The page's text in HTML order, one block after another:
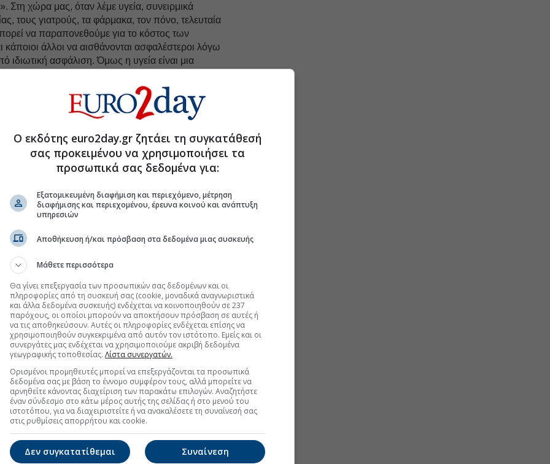
Στη χώρα μας, όταν λέμε υγεία, συνειρμικά
τους γιατρούς, τα φάρμακα, τον πόνο, τελευταία
να παραπονεθούμε για το κόστος των
άλλοι να αισθάνονται ασφαλέστεροι λόγω
ασφάλιση. Όμως η υγεία είναι μια
καθημερινή κατάκτηση που ξεκινά από εμάς τους
ίδιους.
οι παράγοντες
που επηρεάζουν την υγεία μας:
Τρόπος ζωής μας. Έτσι λοιπόν με ένα σύστημα
ακόμα και στα πολύ δύσκολα,
παράγοντες δεν εντυπωσιάζομαι που σε
στην έκτη θέση!
εξελίξεις με την υπογραφη εγκυρότητας του Euro2day.gr
FOLLOW US
Ακολουθήστε τη σελίδα τουEuro2day.grστοLinkedin
Λισαβώνας) η Ευρωπαϊκή Ένωση έθεσε στόχο να
με τις περισσότερες και καλύτερες θέσεις
συνοχή. Προκειμένου να επιτευχθεί θα
καινοτομία, την έρευνα, την εκπαίδευση, την
των αποκλεισμών, τη δια βίου μάθηση, στην
την προστασία του περιβάλλοντος.
Γεώργιος Αυλωνίτης , σε μια αξέχαστη διάλεξη του,
στα σχέδια, αλλά στην κακή εφαρμογή τους!».
σχέδιο, στην εφαρμογή δεν πήγαμε πολύ καλά
αρκετές από τις χώρες που φιγουράρουν στις
δείκτη είναι μέλη της Ένωσης. Δεν είναι οι
Ο εκδότης euro2day.gr ζητάει τη συγκατάθεσή
σας προκειμένου να χρησιμοποιήσει τα
προσωπικά σας δεδομένα για:
Εξατομικευμένη διαφήμιση και περιεχόμενο, μέτρηση
διαφήμισης και περιεχομένου, έρευνα κοινού και ανάπτυξη
υπηρεσιών
Αποθήκευση ή/και πρόσβαση στα δεδομένα μιας συσκευής
Μάθετε περισσότερα
Θα γίνει επεξεργασία των προσωπικών σας δεδομένων και οι
πληροφορίες από τη συσκευή σας (cookie, μοναδικά αναγνωριστικά
και άλλα δεδομένα συσκευής) ενδέχεται να κοινοποιηθούν σε 237
παρόχους, οι οποίοι μπορούν να αποκτήσουν πρόσβαση σε αυτές ή
να τις αποθηκεύσουν. Αυτές οι πληροφορίες ενδέχεται επίσης να
χρησιμοποιηθούν συγκεκριμένα από αυτόν τον ιστότοπο. Εμείς και οι
συνεργάτες μας ενδέχεται να χρησιμοποιούμε ακριβή δεδομένα
γεωγραφικής τοποθεσίας. Λίστα συνεργατών.
Ορισμένοι προμηθευτές μπορεί να επεξεργάζονται τα προσωπικά
δεδομένα σας με βάση το έννομο συμφέρον τους, αλλά μπορείτε να
αρνηθείτε κάνοντας διαχείριση των παρακάτω επιλογών. Αναζητήστε
έναν σύνδεσμο στο κάτω μέρος αυτής της σελίδας ή στο μενού του
ιστοτόπου, για να διαχειριστείτε ή να ανακαλέσετε τη συναίνεσή σας
στις ρυθμίσεις απορρήτου και cookie.
Συναίνεση
Δεν συγκατατίθεμαι